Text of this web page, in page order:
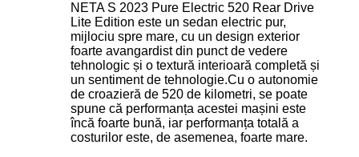
NETA S 2023 Pure Electric 520 Rear Drive
Lite Edition este un sedan electric pur,
mijlociu spre mare, cu un design exterior
foarte avangardist din punct de vedere
tehnologic și o textură interioară completă și
un sentiment de tehnologie.Cu o autonomie
de croazieră de 520 de kilometri, se poate
spune că performanța acestei mașini este
încă foarte bună, iar performanța totală a
costurilor este, de asemenea, foarte mare.